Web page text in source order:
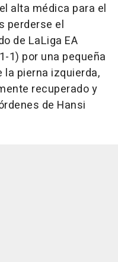
alta médica para el
perderse el
de LaLiga EA
1) por una pequeña
pierna izquierda,
recuperado y
de Hansi